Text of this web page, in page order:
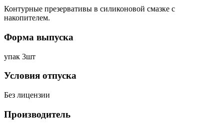
Контурные презервативы в силиконовой смазке с
накопителем.
Форма выпуска
упак 3шт
Условия отпуска
Без лицензии
Производитель